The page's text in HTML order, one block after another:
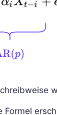
Formel